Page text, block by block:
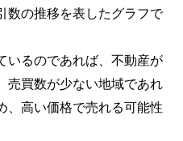
数の推移を表したグラフで
いるのであれば、不動産が
売買数が少ない地域であれ
、高い価格で売れる可能性